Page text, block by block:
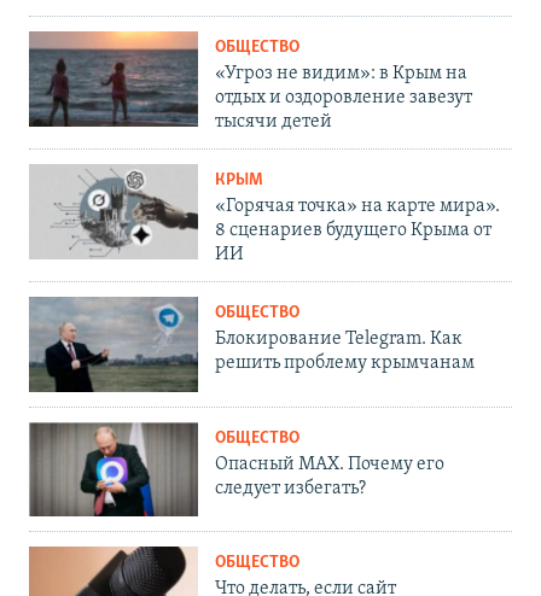
ОБЩЕСТВО
«Угроз не видим»: в Крым на
отдых и оздоровление завезут
тысячи детей
КРЫМ
«Горячая точка» на карте мира».
8 сценариев будущего Крыма от
ИИ
ОБЩЕСТВО
Блокирование Telegram. Как
решить проблему крымчанам
ОБЩЕСТВО
Опасный MAX. Почему его
следует избегать?
ОБЩЕСТВО
Что делать, если сайт